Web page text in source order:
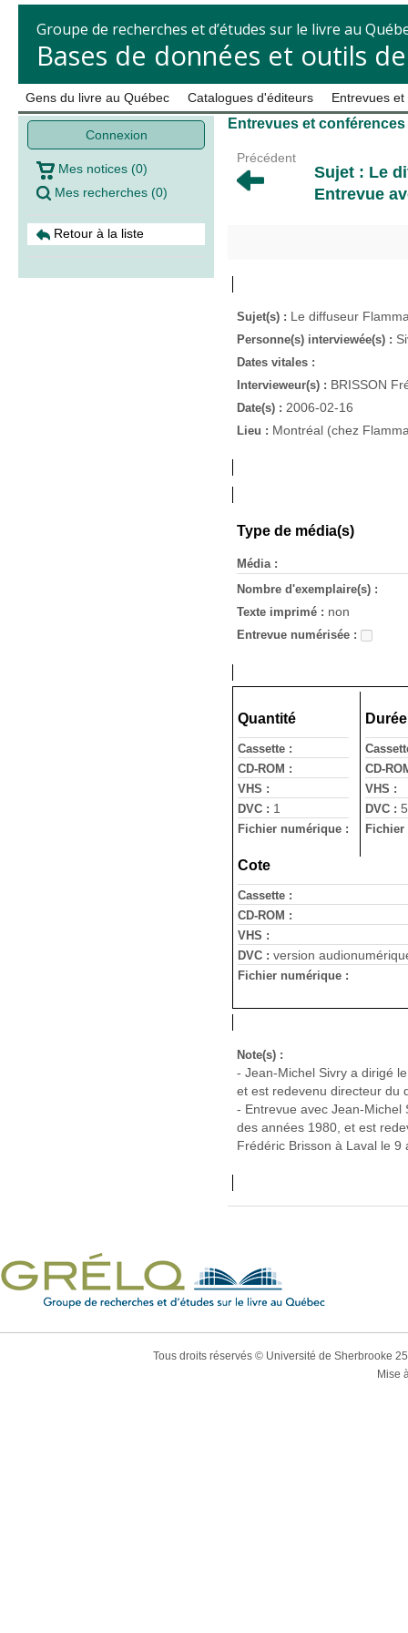
Groupe de recherches et d’études sur le livre au
Bases de données et outils
Gens du livre au Québec Catalogues d'éditeurs Entrevues
Connexion
Mes notices (0)
Mes recherches (0)
Retour à la liste
Entrevues et conférences
Précédent
Sujet : Le
Entrevue
Sujet(s) : Le diffuseur
Personne(s) interviewée(s) :
Dates vitales :
Intervieweur(s) : BRISSON
Date(s) : 2006-02-16
Lieu : Montréal (chez
Type de média(s)
Média :
Nombre d'exemplaire(s) :
Texte imprimé : non
Entrevue numérisée :
Quantité
Cassette :
CD-ROM :
VHS :
DVC : 1
Fichier numérique :
Durée
CD-
VHS :
DVC :
Cote
Cassette :
CD-ROM :
VHS :
DVC : version
Fichier numérique :
Note(s) :
- Jean-Michel Sivry a dirigé
et est redevenu directeur du
- Entrevue avec Jean-Michel
des années 1980, et est
Frédéric Brisson à Laval le
Tous droits réservés © Université de Sherbrooke
Mise